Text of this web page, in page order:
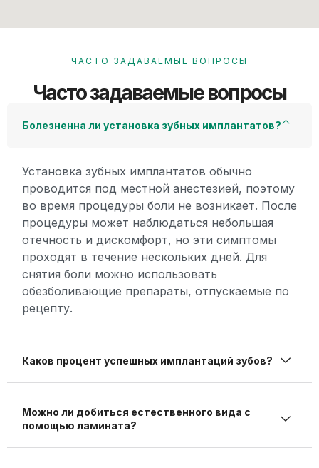
ЧАСТО ЗАДАВАЕМЫЕ ВОПРОСЫ
Часто задаваемые вопросы
Болезненна ли установка зубных имплантатов?
Установка зубных имплантатов обычно
проводится под местной анестезией, поэтому
во время процедуры боли не возникает. После
процедуры может наблюдаться небольшая
отечность и дискомфорт, но эти симптомы
проходят в течение нескольких дней. Для
снятия боли можно использовать
обезболивающие препараты, отпускаемые по
рецепту.
Каков процент успешных имплантаций зубов?
Можно ли добиться естественного вида с
помощью ламината?